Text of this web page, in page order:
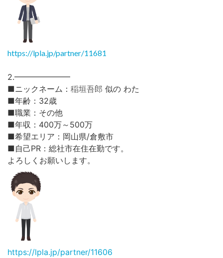
https://lpla.jp/partner/11681
2.━━━━━━━
■ニックネーム： 稲垣吾郎 似の わた
■年齢：32歳
■職業：その他
■年収：400万～500万
■希望エリア：岡山県/倉敷市
■自己PR：総社市在住在勤です。
よろしくお願いします。
https://lpla.jp/partner/11606